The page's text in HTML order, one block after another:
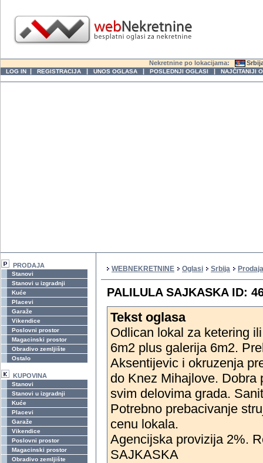
Nekretnine po lokacijama:
LOG IN | REGISTRACIJA | UNOS OGLASA | POSLEDNJI OGLASI | NAJČITANIJI
PRODAJA
Stanovi
Stanovi u izgradnji
Kuće
Placevi
Garaže
Vikendice
Poslovni prostor
Magacinski prostor
Obradivo zemljište
Ostalo
KUPOVINA
Stanovi
Stanovi u izgradnji
Kuće
Placevi
Garaže
Vikendice
Poslovni prostor
Magacinski prostor
Obradivo zemljište
WEBNEKRETNINE Oglasi Srbija
PALILULA SAJKASKA ID:
Tekst oglasa
Odlican lokal za ketering
6m2 plus galerija 6m2.
Aksentijevic i okruzenja
do Knez Mihajlove. Dobra
svim delovima grada.
Potrebno prebacivanje
cenu lokala.
Agencijska provizija 2%.
SAJKASKA